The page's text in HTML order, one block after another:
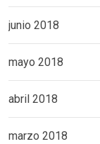
junio 2018
mayo 2018
abril 2018
marzo 2018